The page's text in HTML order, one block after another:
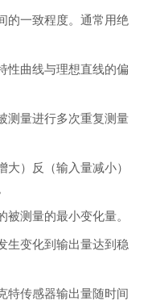
的一致程度。通常用绝
性曲线与理想直线的偏
测量进行多次重复测量
）反（输入量减小）
测量的最小变化量。
生变化到输出量达到稳
特传感器输出量随时间